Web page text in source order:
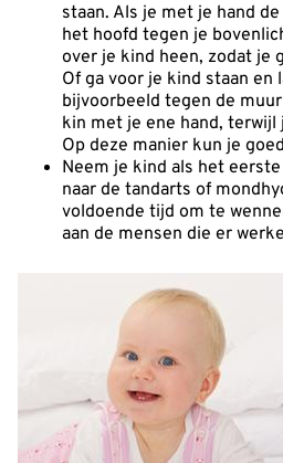
staan. Als je met je hand
het hoofd tegen je
over je kind heen, zodat je
Of ga voor je kind staan
bijvoorbeeld tegen de
kin met je ene hand,
Op deze manier kun je
Neem je kind als het
naar de tandarts of
voldoende tijd om te
aan de mensen die er